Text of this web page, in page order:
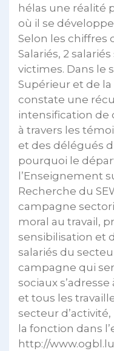
hélas une réalité
où il se
Selon les chiffres
Salariés, 2
victimes. Dans le
Supérieur et de la
constate une
intensification
à travers les
et des délégués
pourquoi le
l’Enseignement
Recherche du
campagne
moral au travail,
sensibilisation et
salariés du
campagne qui
sociaux
et tous les
secteur
la fonction dans
http://